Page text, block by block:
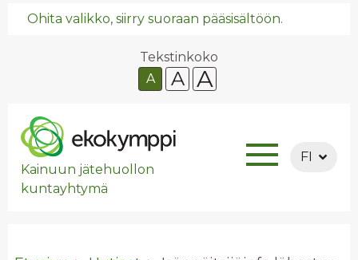
Ohita valikko, siirry suoraan pääsisältöön.
Tekstinkoko
A
A A
Kainuun jätehuollon
kuntayhtymä
FI